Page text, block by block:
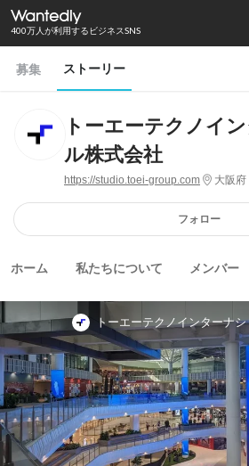
400万人が利用するビジネスSNS
募集 ストーリー
トーエーテクノイ
ル株式会社
https://studio.toei-group.com 大阪府
フォロー
ホーム 私たちについて メンバー
トーエーテクノインターナ